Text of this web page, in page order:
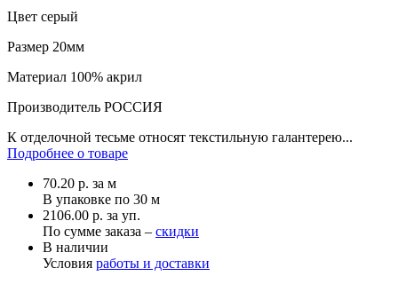
Цвет серый
Размер 20мм
Материал 100% акрил
Производитель РОССИЯ
К отделочной тесьме относят текстильную галантерею...
Подробнее о товаре
70.20 р. за м
В упаковке по 30 м
2106.00 р. за уп.
По сумме заказа – скидки
В наличии
Условия работы и доставки